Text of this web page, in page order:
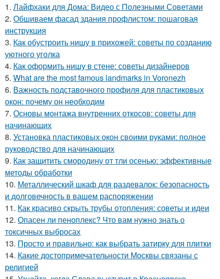
1. Лайфхаки для Дома: Видео с Полезными Советами
2. Обшиваем фасад здания профлистом: пошаговая
инструкция
3. Как обустроить нишу в прихожей: советы по созданию
уютного уголка
4. Как оформить нишу в стене: советы дизайнеров
5. What are the most famous landmarks in Voronezh
6. Важность подставочного профиля для пластиковых
окон: почему он необходим
7. Основы монтажа внутренних откосов: советы для
начинающих
8. Установка пластиковых окон своими руками: полное
руководство для начинающих
9. Как защитить смородину от тли осенью: эффективные
методы обработки
10. Металлический шкаф для раздевалок: безопасность
и долговечность в вашем распоряжении
11. Как красиво скрыть трубы отопления: советы и идеи
12. Опасен ли пеноплекс? Что вам нужно знать о
токсичных выбросах
13. Просто и правильно: как выбрать затирку для плитки
14. Какие достопримечательности Москвы связаны с
религией